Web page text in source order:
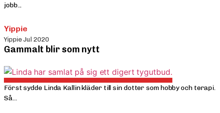
jobb...
Yippie
Yippie Jul 2020
Gammalt blir som nytt
Först sydde Linda Kallin kläder till sin dotter som hobby och terapi.
Så...